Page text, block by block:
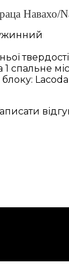
Навахо/
твердості
спальне